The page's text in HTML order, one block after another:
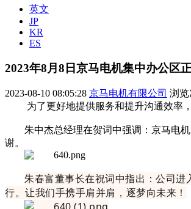
英文
JP
KR
ES
2023年8月8日京马电机集中办公区
2023-08-10 08:05:28 京马电机有限公司 浏览
为了更好地提供服务和提升沟通效率
朱中杰总经理在贺词中强调：京马电
谢。
朱春富董事长在祝词中指出：公司
行。让我们手携手肩并肩，逐梦向未来！